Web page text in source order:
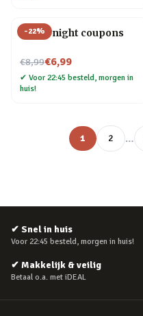
-22%
Movie night coupons
€8,99
Nu voor€6,99
✔ Voor 22:45 besteld, morgen in
huis!
1 2 …
✔ Snel in huis
Voor 22:45 besteld, morgen in huis!
✔ Makkelijk & veilig
Betaal o.a. met iDEAL